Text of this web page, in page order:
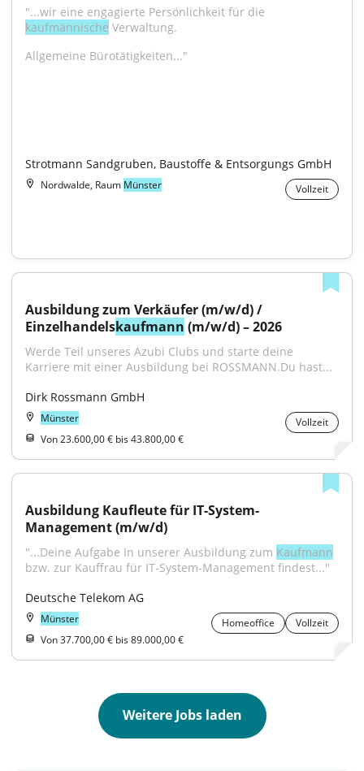
kaufmännische Verwaltung.
Allgemeine Bürotätigkeiten..."
Strotmann Sandgruben, Baustoffe & Entsorgungs GmbH
Nordwalde, Raum Münster Vollzeit
Ausbildung zum Verkäufer (m/w/d) /
Einzelhandelskaufmann (m/w/d) – 2026
Werde Teil unseres Azubi Clubs und starte deine
Karriere mit einer Ausbildung bei ROSSMANN.Du hast...
Dirk Rossmann GmbH
Münster
Vollzeit
Von 23.600,00 € bis 43.800,00 €
Ausbildung Kaufleute für IT-System-
Management (m/w/d)
"...Deine Aufgabe In unserer Ausbildung zum Kaufmann
bzw. zur Kauffrau für IT-System-Management findest..."
Deutsche Telekom AG
Münster Homeoffice
Vollzeit
Von 37.700,00 € bis 89.000,00 €
Weitere Jobs laden